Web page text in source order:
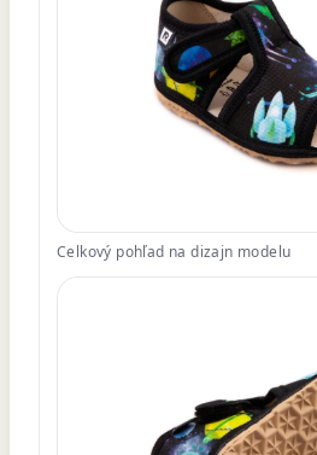
Celkový pohľad na dizajn modelu